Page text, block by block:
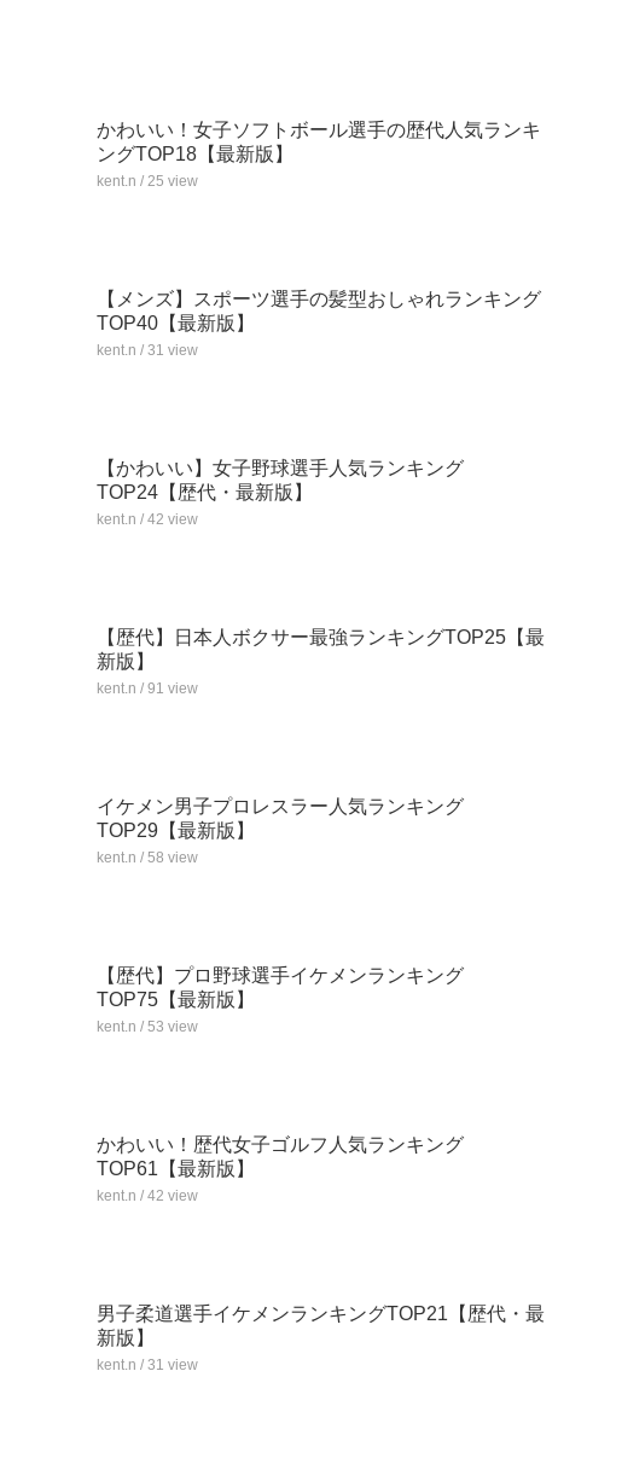
かわいい！女子ソフトボール選手の歴代人気ランキ
ングTOP18【最新版】
kent.n / 25 view
【メンズ】スポーツ選手の髪型おしゃれランキング
TOP40【最新版】
kent.n / 31 view
【かわいい】女子野球選手人気ランキング
TOP24【歴代・最新版】
kent.n / 42 view
【歴代】日本人ボクサー最強ランキングTOP25【最
新版】
kent.n / 91 view
イケメン男子プロレスラー人気ランキング
TOP29【最新版】
kent.n / 58 view
【歴代】プロ野球選手イケメンランキング
TOP75【最新版】
kent.n / 53 view
かわいい！歴代女子ゴルフ人気ランキング
TOP61【最新版】
kent.n / 42 view
男子柔道選手イケメンランキングTOP21【歴代・最
新版】
kent.n / 31 view